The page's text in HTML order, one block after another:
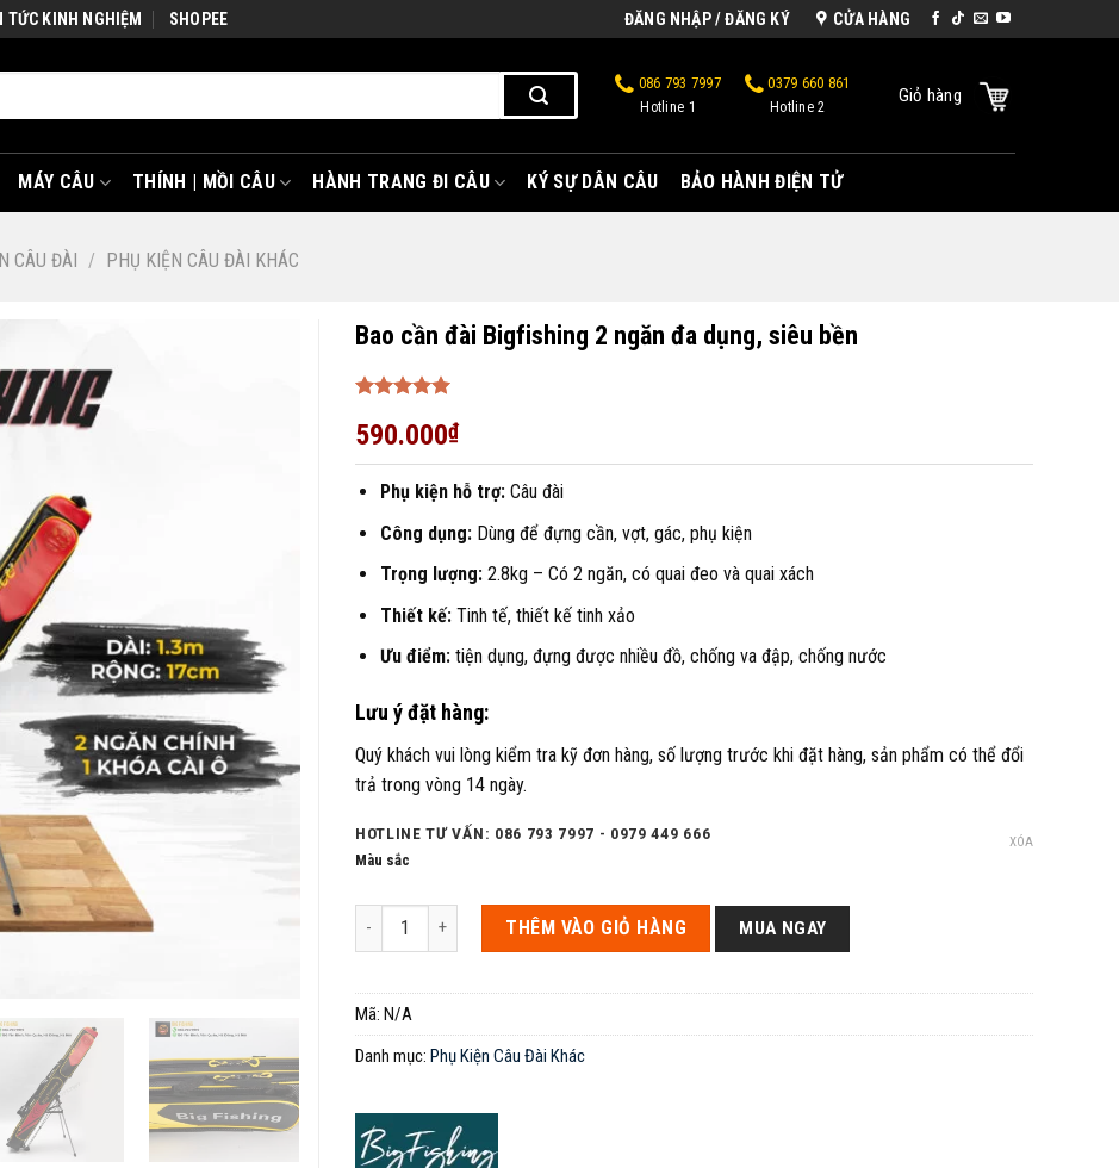
TỨC KINH NGHIỆM SHOPEE ĐĂNG NHẬP / ĐĂNG KÝ CỬA HÀNG
086 793 7997
Hotline 1
0379 660 861
Hotline 2
Giỏ hàng
MÁY CÂU THÍNH | MỒI CÂU HÀNH TRANG ĐI CÂU KÝ SỰ DÂN CÂU BẢO HÀNH ĐIỆN TỬ
CÂU ĐÀI / PHỤ KIỆN CÂU ĐÀI KHÁC
Bao cần đài Bigfishing 2 ngăn đa dụng, siêu bền
hạng 55
590.000₫
Phụ kiện hỗ trợ:Câu đài
Công dụng:Dùng để đựng cần, vợt, gác, phụ kiện
Trọng lượng:2.8kg – Có 2 ngăn, có quai đeo và quai xách
Thiết kế:Tinh tế, thiết kế tinh xảo
Ưu điểm:tiện dụng, đựng được nhiều đồ, chống va đập, chống nước
Lưu ý đặt hàng:
Quý khách vui lòng kiểm tra kỹ đơn hàng, số lượng trước khi đặt hàng, sản phẩm có thể đổi
trả trong vòng 14 ngày.
HOTLINE TƯ VẤN: 086 793 7997 - 0979 449 666
Màu sắc
XÓA
Bao cần đài Bigfishing 2 ngăn đa dụng, siêu bền số lượng
THÊM VÀO GIỎ HÀNG MUA NGAY
Mã: N/A
Danh mục: Phụ Kiện Câu Đài Khác